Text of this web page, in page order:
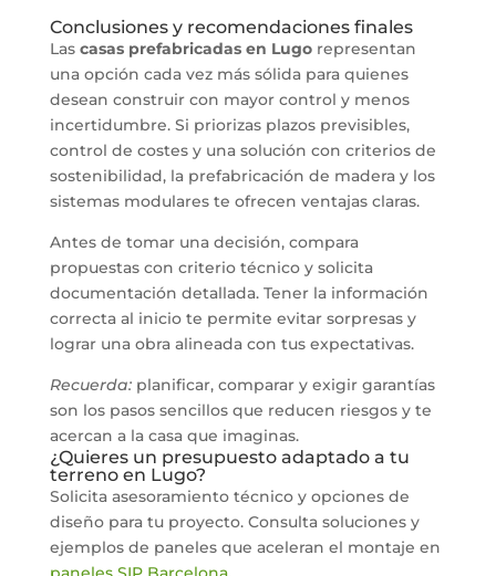
Conclusiones y recomendaciones finales
Las casas prefabricadas en Lugorepresentan
una opción cada vez más sólida para quienes
desean construir con mayor control y menos
incertidumbre. Si priorizas plazos previsibles,
control de costes y una solución con criterios de
sostenibilidad, la prefabricación de madera y los
sistemas modulares te ofrecen ventajas claras.
Antes de tomar una decisión, compara
propuestas con criterio técnico y solicita
documentación detallada. Tener la información
correcta al inicio te permite evitar sorpresas y
lograr una obra alineada con tus expectativas.
Recuerda:planificar, comparar y exigir garantías
son los pasos sencillos que reducen riesgos y te
acercan a la casa que imaginas.
¿Quieres un presupuesto adaptado a tu
terreno en Lugo?
Solicita asesoramiento técnico y opciones de
diseño para tu proyecto. Consulta soluciones y
ejemplos de paneles que aceleran el montaje en